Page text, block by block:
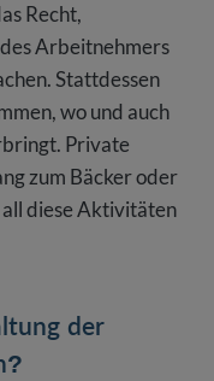
Recht,
Arbeitnehmers
Stattdessen
wo und auch
Private
zum Bäcker oder
diese Aktivitäten
der